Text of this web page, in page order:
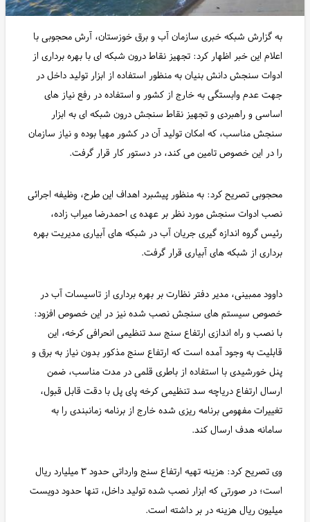
به گزارش شبکه خبری سازمان آب و برق خوزستان، آرش محجوبی با
اعلام این خبر اظهار کرد: تجهیز نقاط درون شبکه ای با بهره برداری از
ادوات سنجش دانش بنیان به منظور استفاده از ابزار تولید داخل در
جهت عدم وابستگی به خارج از کشور و استفاده در رفع نیاز های
اساسی و راهبردی و تجهیز نقاط سنجش درون شبکه ای به ابزار
سنجش مناسب، که امکان تولید آن در کشور مهیا بوده و نیاز سازمان
را در این خصوص تامین می کند، در دستور کار قرار گرفت.
محجوبی تصریح کرد: به منظور پیشبرد اهداف این طرح، وظیفه اجرائی
نصب ادوات سنجش مورد نظر بر عهده ی احمدرضا میراب زاده،
رئیس گروه اندازه گیری جریان آب در شبکه های آبیاری مدیریت بهره
برداری از شبکه های آبیاری قرار گرفت.
داوود ممبینی، مدیر دفتر نظارت بر بهره برداری از تاسیسات آب در
خصوص سیستم های سنجش نصب شده نیز در این خصوص افزود:
با نصب و راه اندازی ارتفاع سنج سد تنظیمی انحرافی کرخه، این
قابلیت به وجود آمده است که ارتفاع سنج مذکور بدون نیاز به برق و
پنل خورشیدی با استفاده از باطری قلمی در مدت مناسب، ضمن
ارسال ارتفاع دریاچه سد تنظیمی کرخه پای پل با دقت قابل قبول،
تغییرات مفهومی برنامه ریزی شده خارج از برنامه زمانبندی را به
سامانه هدف ارسال کند.
وی تصریح کرد: هزینه تهیه ارتفاع سنج وارداتی حدود ۳ میلیارد ریال
است؛ در صورتی که ابزار نصب شده تولید داخل، تنها حدود دویست
میلیون ریال هزینه در بر داشته است.